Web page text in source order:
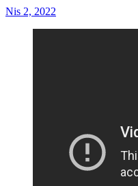
Nis 2, 2022